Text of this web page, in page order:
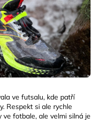
ve futsalu, kde patří
Respekt si ale rychle
ve fotbale, ale velmi silná je